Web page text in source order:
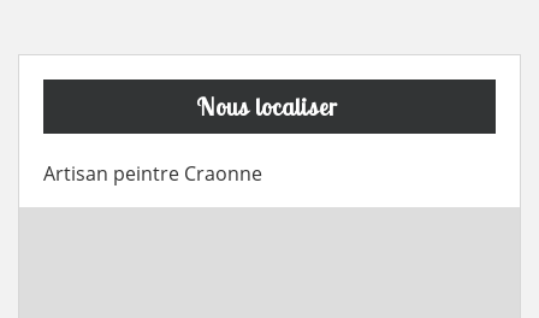
Nous localiser
Artisan peintre Craonne